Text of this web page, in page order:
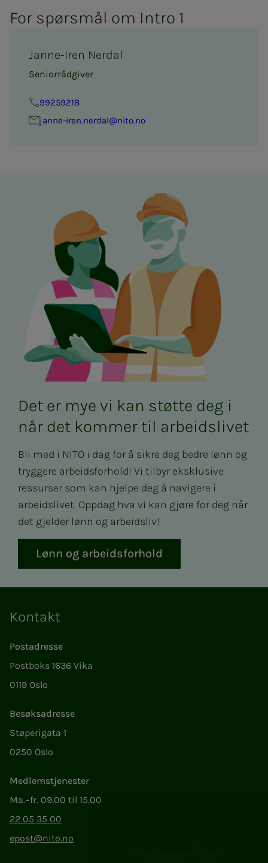
For spørs­­­mål om In­­­tro 1
Janne-Iren Nerdal
Seniorrådgiver
99259218
janne-iren.nerdal@nito.no
Det er mye vi kan støtte deg i
når det kommer til arbeidslivet
Bli med i NITO i dag for å sikre deg bedre lønn og
tryggere arbeidsforhold! Vi tilbyr eksklusive
ressurser som kan hjelpe deg å navigere i
arbeidslivet. Oppdag hva vi kan gjøre for deg når
det gjelder lønn og arbeidsliv!
Lønn og arbeidsforhold
Kontakt
Postadresse
Postboks 1636 Vika
0119 Oslo
Besøksadresse
Støperigata 1
0250 Oslo
Medlemstjenester
Ma.–fr. 09.00 til 15.00
22 05 35 00
epost@nito.no